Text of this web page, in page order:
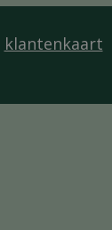
klantenkaart